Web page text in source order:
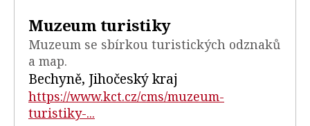
Muzeum turistiky
Muzeum se sbírkou turistických odznaků
a map.
Bechyně, Jihočeský kraj
https://www.kct.cz/cms/muzeum-
turistiky-...